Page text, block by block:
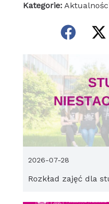
Kategorie:
Rozkład zajęć dla
2026-07-28